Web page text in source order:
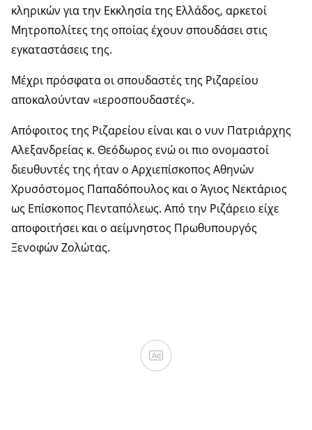
κληρικών για την Εκκλησία της Ελλάδος, αρκετοί
Μητροπολίτες της οποίας έχουν σπουδάσει στις
εγκαταστάσεις της.
Μέχρι πρόσφατα οι σπουδαστές της Ριζαρείου
αποκαλούνταν «ιεροσπουδαστές».
Απόφοιτος της Ριζαρείου είναι και ο νυν Πατριάρχης
Αλεξανδρείας κ. Θεόδωρος ενώ οι πιο ονομαστοί
διευθυντές της ήταν ο Αρχιεπίσκοπος Αθηνών
Χρυσόστομος Παπαδόπουλος και ο Άγιος Νεκτάριος
ως Επίσκοπος Πενταπόλεως. Από την Ριζάρειο είχε
αποφοιτήσει και ο αείμνηστος Πρωθυπουργός
Ξενοφών Ζολώτας.
Ad